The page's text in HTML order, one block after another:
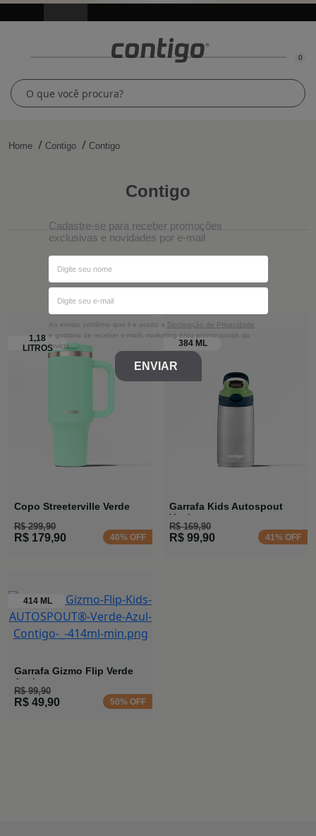
0
Home Contigo Contigo
contigo
Filtros
Copo Streeterville Verde
R$ 299,90
R$ 179,90 40% OFF
Garrafa Kids Autospout
Verde
R$ 169,90
R$ 99,90 41% OFF
Garrafa Gizmo Flip Verde
Azul
R$ 99,90
R$ 49,90 50% OFF
Cadastre-se para receber promoções
exclusivas e novidades por e-mail
Ao enviar, confirmo que li e aceito a Declaração de Privacidade
e gostaria de receber e-mails marketing e/ou promocionais da
Invicta
ENVIAR